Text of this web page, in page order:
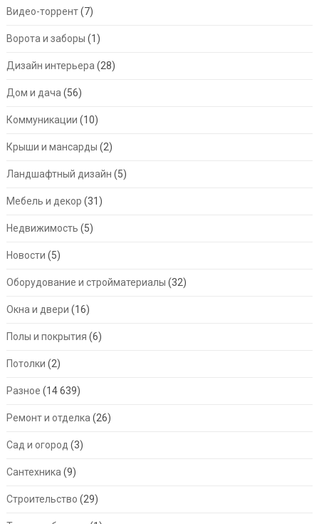
Видео-торрент(7)
Ворота и заборы (1)
Дизайн интерьера (28)
Дом и дача (56)
Коммуникации (10)
Крыши и мансарды (2)
Ландшафтный дизайн (5)
Мебель и декор (31)
Недвижимость (5)
Новости (5)
Оборудование и стройматериалы (32)
Окна и двери (16)
Полы и покрытия (6)
Потолки (2)
Разное (14 639)
Ремонт и отделка (26)
Сад и огород (3)
Сантехника (9)
Строительство (29)